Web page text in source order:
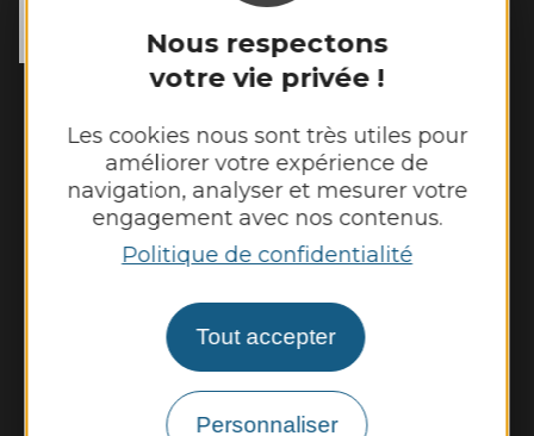
Nous respectons
votre vie privée !
Les cookies nous sont très utiles pour
améliorer votre expérience de
navigation, analyser et mesurer votre
engagement avec nos contenus.
Politique de confidentialité
Tout accepter
Personnaliser
Tél. :05 65 69 85 72
Lundi : 9h - 12h
Mardi : 9h - 12h et 14h - 17h
Mercredi : 9h - 12h
Jeudi : 9h - 12h et 14h - 17h
Vendredi : 9h - 12h
Nous contacter